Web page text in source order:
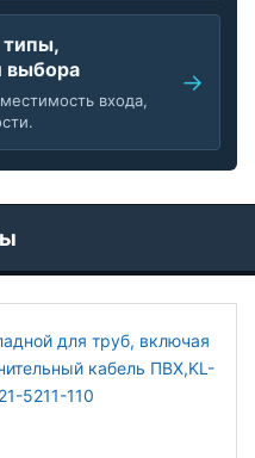
типы,
выбора
входа,